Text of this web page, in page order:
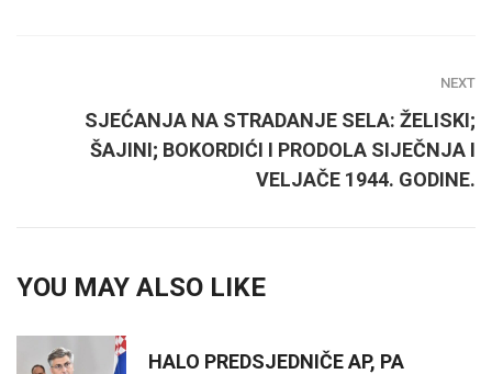
NEXT
SJEĆANJA NA STRADANJE SELA: ŽELISKI;
ŠAJINI; BOKORDIĆI I PRODOLA SIJEČNJA I
VELJAČE 1944. GODINE.
YOU MAY ALSO LIKE
HALO PREDSJEDNIČE AP, PA